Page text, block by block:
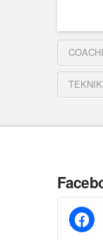
facebook